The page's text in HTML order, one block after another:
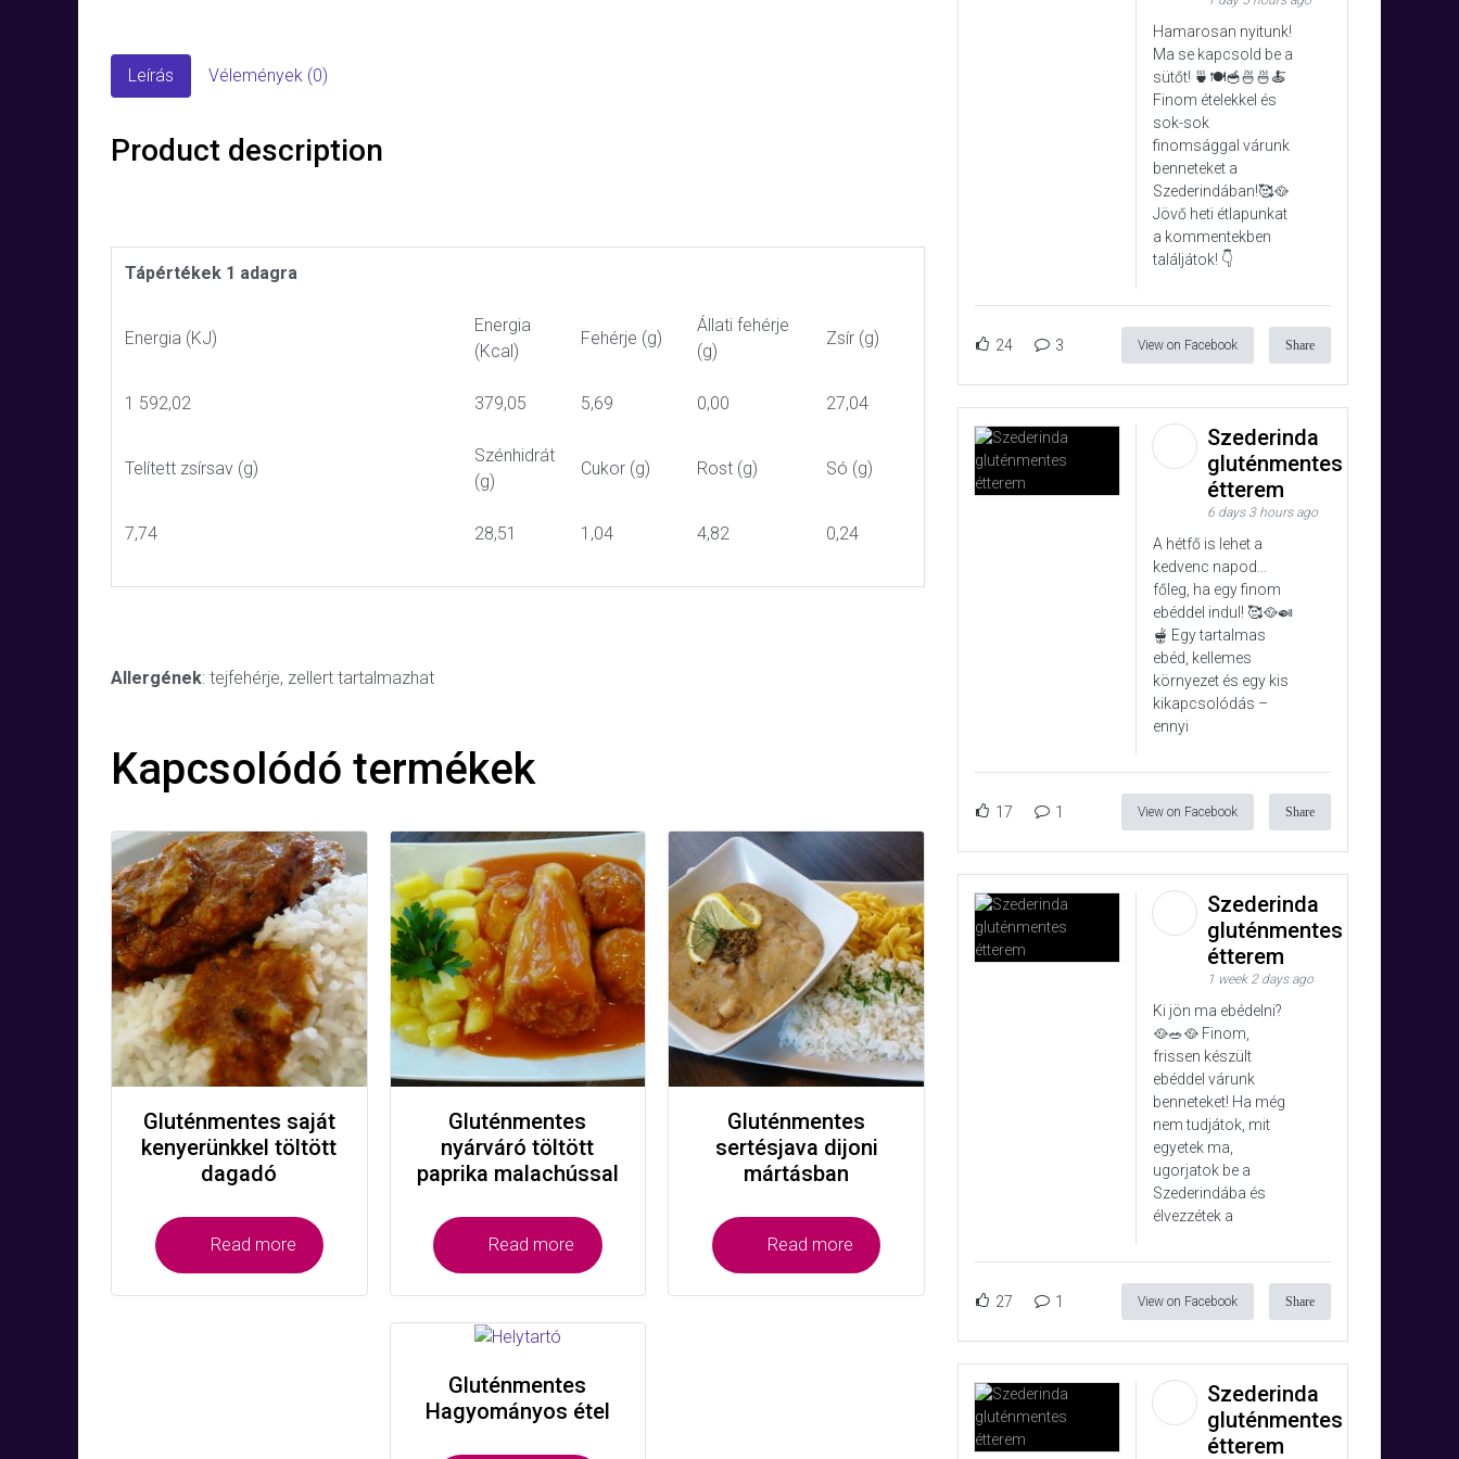
Leírás Vélemények (0)
Product description
Tápértékek 1 adagra
Energia (KJ)
Energia
(Kcal)
Fehérje (g)
Állati fehérje
(g)
Zsír (g)
1 592,02 379,05 5,69 0,00 27,04
Telített zsírsav (g)
Szénhidrát
(g)
Cukor (g) Rost (g) Só (g)
7,74 28,51 1,04 4,82 0,24
Allergének: tejfehérje, zellert tartalmazhat
Kapcsolódó termékek
Gluténmentes saját
kenyerünkkel töltött
dagadó
Read more
Gluténmentes
nyárváró töltött
paprika malachússal
Read more
Gluténmentes
Hagyományos étel
Gluténmentes
sertésjava dijoni
mártásban
Read more
Hamarosan nyitunk!
Ma se kapcsold be a
sütőt! 🍵🍽️🥣🍜🍜🍝
Finom ételekkel és
sok-sok
finomsággal várunk
benneteket a
Szederindában!🥰🥘
Jövő heti étlapunkat
a kommentekben
találjátok! 👇
24 3 View on Facebook Share
Szederinda
gluténmentes
étterem
6 days 3 hours ago
A hétfő is lehet a
kedvenc napod…
főleg, ha egy finom
ebéddel indul! 🥰🥘🍛
🫕 Egy tartalmas
ebéd, kellemes
környezet és egy kis
kikapcsolódás –
ennyi
17 1 View on Facebook Share
Szederinda
gluténmentes
étterem
1 week 2 days ago
Ki jön ma ebédelni?
🥘🥗🥘 Finom,
frissen készült
ebéddel várunk
benneteket! Ha még
nem tudjátok, mit
egyetek ma,
ugorjatok be a
Szederindába és
élvezzétek a
27 1 View on Facebook Share
Szederinda
gluténmentes
étterem